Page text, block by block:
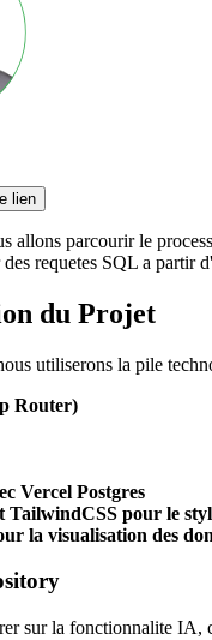
lien
allons parcourir le
requetes SQL a partir
du Projet
utiliserons la pile
Router)
Vercel Postgres
TailwindCSS pour le
la visualisation des
sur la fonctionnalite IA,